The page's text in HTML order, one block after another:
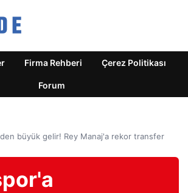
Firma Rehberi Çerez Politikası
Forum
büyük gelir! Rey Manaj'a rekor transfer